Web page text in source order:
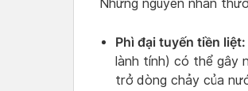
Những nguyên nhân
Phì đại tuyến tiền liệt:
lành tính) có thể gây
trở dòng chảy của